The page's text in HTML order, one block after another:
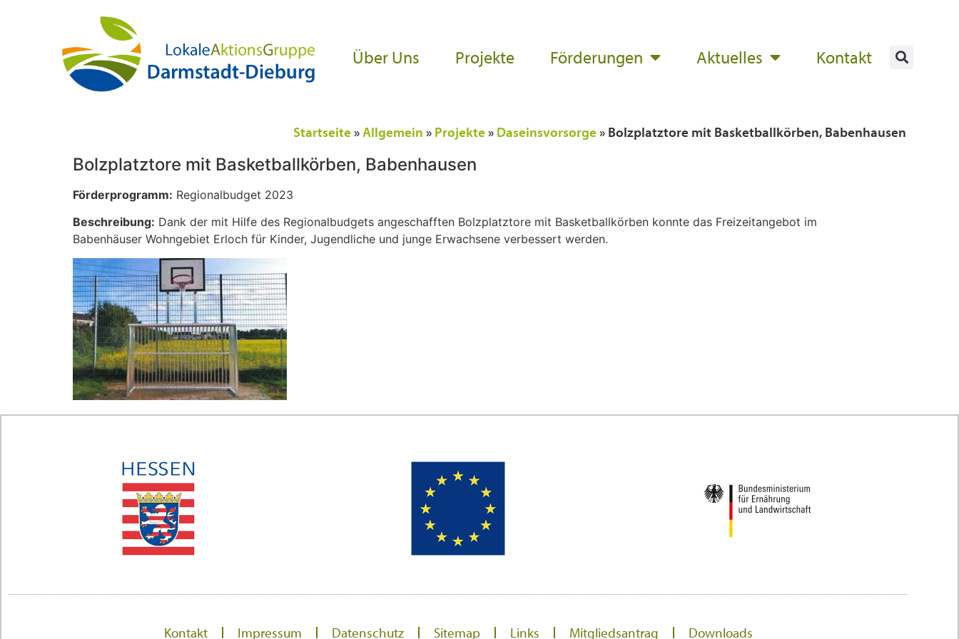
Über Uns Projekte Förderungen Aktuelles Kontakt
Startseite»Allgemein » Projekte» Daseinsvorsorge» Bolzplatztore mit Basketballkörben, Babenhausen
Bolzplatztore mit Basketballkörben, Babenhausen
Förderprogramm: Regionalbudget 2023
Beschreibung: Dank der mit Hilfe des Regionalbudgets angeschafften Bolzplatztore mit Basketballkörben konnte das Freizeitangebot im
Babenhäuser Wohngebiet Erloch für Kinder, Jugendliche und junge Erwachsene verbessert werden.
Kontakt Impressum Datenschutz Sitemap Links Mitgliedsantrag Downloads